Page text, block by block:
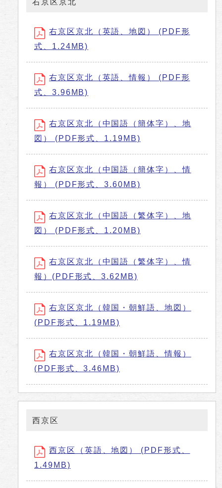
右京区京北
右京区京北（英語、地図） (PDF形
式、1.24MB)
右京区京北（英語、情報） (PDF形
式、3.96MB)
右京区京北（中国語（簡体字）、地
図） (PDF形式、1.19MB)
右京区京北（中国語（簡体字）、情
報） (PDF形式、3.60MB)
右京区京北（中国語（繁体字）、地
図） (PDF形式、1.20MB)
右京区京北（中国語（繁体字）、情
報）(PDF形式、3.62MB)
右京区京北（韓国・朝鮮語、地図）
(PDF形式、1.19MB)
右京区京北（韓国・朝鮮語、情報）
(PDF形式、3.46MB)
西京区
西京区（英語、地図） (PDF形式、
1.49MB)